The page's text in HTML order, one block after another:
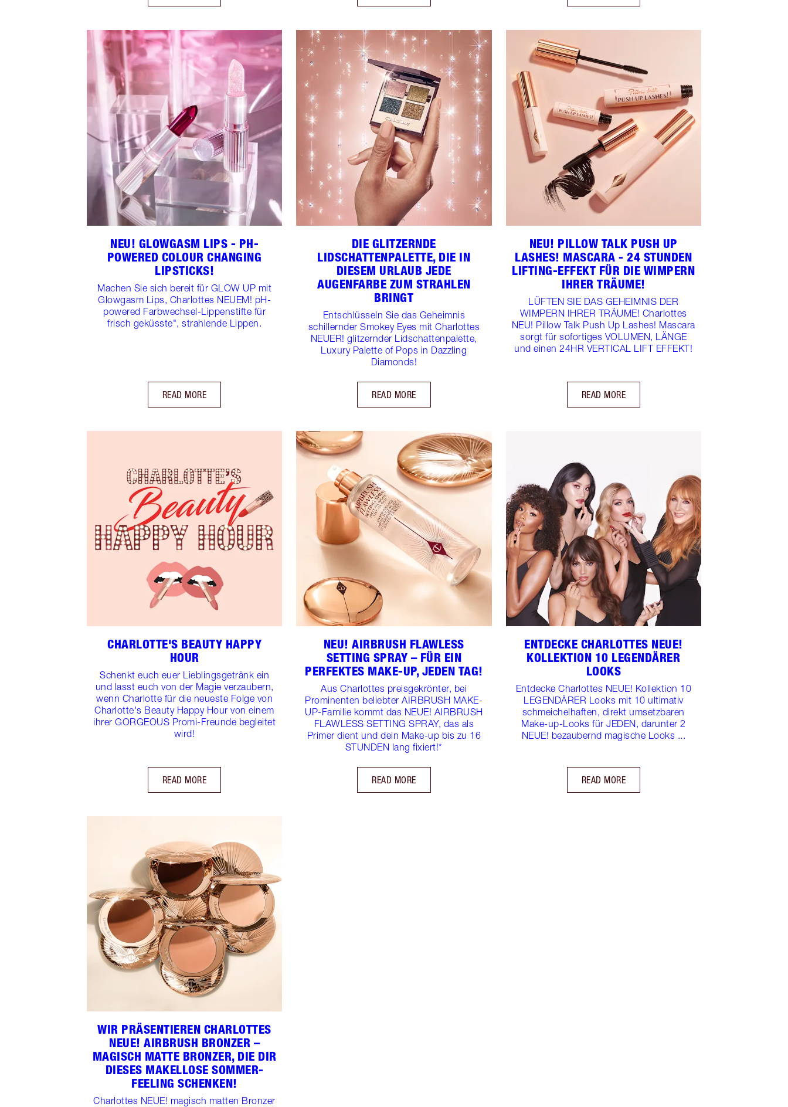
NEU! GLOWGASM LIPS - PH-
POWERED COLOUR CHANGING
LIPSTICKS!
Machen Sie sich bereit für GLOW UP mit
Glowgasm Lips, Charlottes NEUEM! pH-
powered Farbwechsel-Lippenstifte für
frisch geküsste", strahlende Lippen.
READ MORE
DIE GLITZERNDE
LIDSCHATTENPALETTE, DIE IN
DIESEM URLAUB JEDE
AUGENFARBE ZUM STRAHLEN
BRINGT
Entschlüsseln Sie das Geheimnis
schillernder Smokey Eyes mit Charlottes
NEUER! glitzernder Lidschattenpalette,
Luxury Palette of Pops in Dazzling
Diamonds!
READ MORE
NEU! PILLOW TALK PUSH UP
LASHES! MASCARA - 24 STUNDEN
LIFTING-EFFEKT FÜR DIE WIMPERN
IHRER TRÄUME!
LÜFTEN SIE DAS GEHEIMNIS DER
WIMPERN IHRER TRÄUME! Charlottes
NEU! Pillow Talk Push Up Lashes! Mascara
sorgt für sofortiges VOLUMEN, LÄNGE
und einen 24HR VERTICAL LIFT EFFEKT!
READ MORE
CHARLOTTE'S BEAUTY HAPPY
HOUR
Schenkt euch euer Lieblingsgetränk ein
und lasst euch von der Magie verzaubern,
wenn Charlotte für die neueste Folge von
Charlotte's Beauty Happy Hour von einem
ihrer GORGEOUS Promi-Freunde begleitet
wird!
READ MORE
NEU! AIRBRUSH FLAWLESS
SETTING SPRAY – FÜR EIN
PERFEKTES MAKE-UP, JEDEN TAG!
Aus Charlottes preisgekrönter, bei
Prominenten beliebter AIRBRUSH MAKE-
UP-Familie kommt das NEUE! AIRBRUSH
FLAWLESS SETTING SPRAY, das als
Primer dient und dein Make-up bis zu 16
STUNDEN lang fixiert!*
READ MORE
ENTDECKE CHARLOTTES NEUE!
KOLLEKTION 10 LEGENDÄRER
LOOKS
Entdecke Charlottes NEUE! Kollektion 10
LEGENDÄRER Looks mit 10 ultimativ
schmeichelhaften, direkt umsetzbaren
Make-up-Looks für JEDEN, darunter 2
NEUE! bezaubernd magische Looks ...
READ MORE
WIR PRÄSENTIEREN CHARLOTTES
NEUE! AIRBRUSH BRONZER –
MAGISCH MATTE BRONZER, DIE DIR
DIESES MAKELLOSE SOMMER-
FEELING SCHENKEN!
Charlottes NEUE! magisch matten Bronzer